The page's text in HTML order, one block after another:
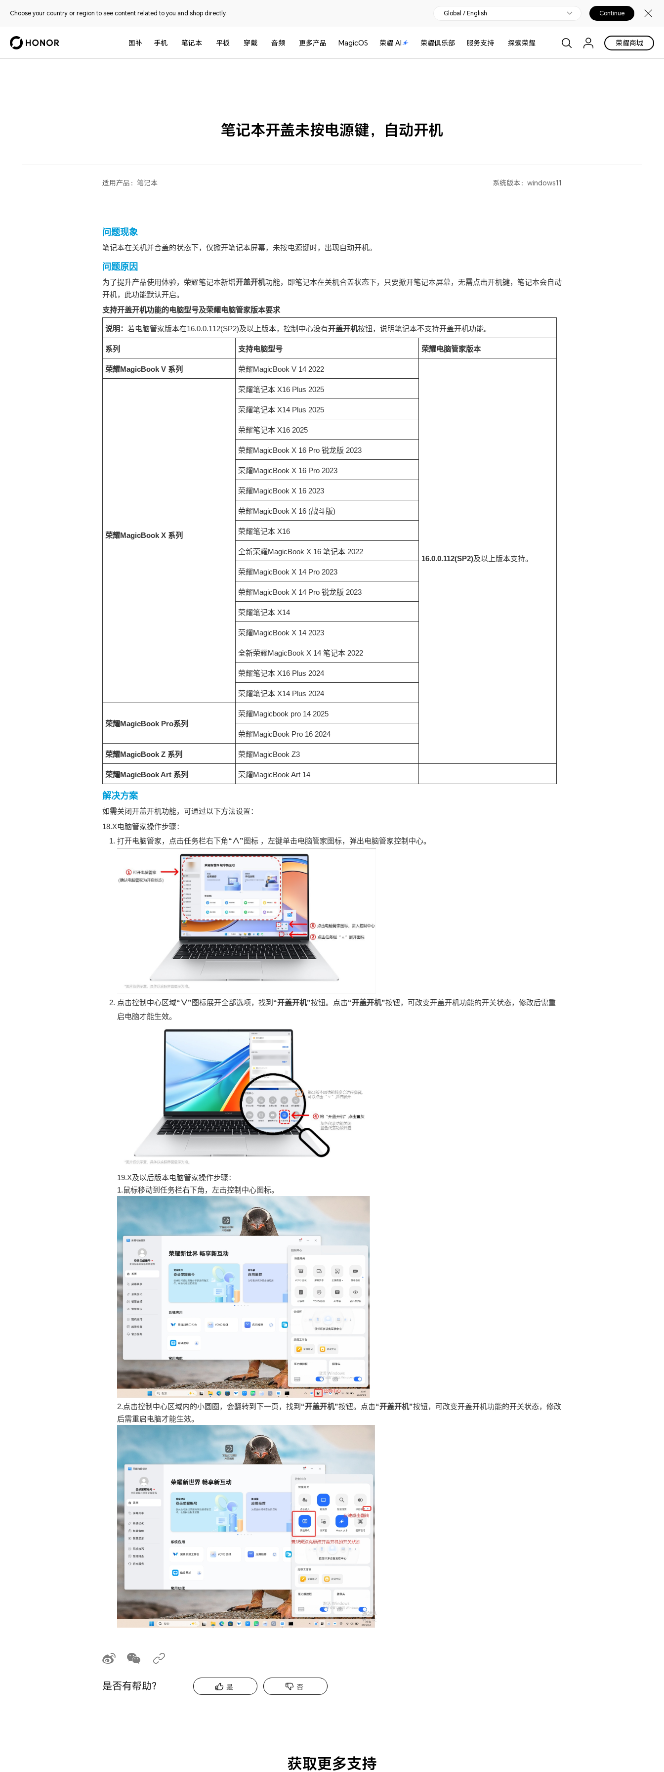
Choose your country or region to see content related to you and shop directly. Global / English Continue
国补 手机 笔记本 平板 穿戴 音频 更多产品 MagicOS 荣耀 AI 荣耀俱乐部 服务支持 探索荣耀 荣耀商城
笔记本开盖未按电源键，自动开机
适用产品： 笔记本 系统版本：windows11
问题现象
笔记本在关机并合盖的状态下，仅掀开笔记本屏幕，未按电源键时，出现自动开机。
问题原因
为了提升产品使用体验，荣耀笔记本新增开盖开机功能，即笔记本在关机合盖状态下，只要掀开笔记本屏幕，无需点击开机键，笔记本会自动
开机，此功能默认开启。
支持开盖开机功能的电脑型号及荣耀电脑管家版本要求
说明： 若电脑管家版本在16.0.0.112(SP2)及以上版本，控制中心没有开盖开机按钮，说明笔记本不支持开盖开机功能。
系列 支持电脑型号 荣耀电脑管家版本
荣耀MagicBook V 系列 荣耀MagicBook V 14 2022
16.0.0.112(SP2)及以上版本支持。
荣耀MagicBook X 系列
荣耀笔记本 X16 Plus 2025
荣耀笔记本 X14 Plus 2025
荣耀笔记本 X16 2025
荣耀MagicBook X 16 Pro 锐龙版 2023
荣耀MagicBook X 16 Pro 2023
荣耀MagicBook X 16 2023
荣耀MagicBook X 16 (战斗版)
荣耀笔记本 X16
全新荣耀MagicBook X 16 笔记本 2022
荣耀MagicBook X 14 Pro 2023
荣耀MagicBook X 14 Pro 锐龙版 2023
荣耀笔记本 X14
荣耀MagicBook X 14 2023
全新荣耀MagicBook X 14 笔记本 2022
荣耀笔记本 X16 Plus 2024
荣耀笔记本 X14 Plus 2024
荣耀MagicBook Pro系列
荣耀Magicbook pro 14 2025
荣耀MagicBook Pro 16 2024
荣耀MagicBook Z 系列 荣耀MagicBook Z3
荣耀MagicBook Art 系列 荣耀MagicBook Art 14
解决方案
如需关闭开盖开机功能，可通过以下方法设置：
18.X电脑管家操作步骤：
打开电脑管家，点击任务栏右下角“∧”图标 ，左键单击电脑管家图标，弹出电脑管家控制中心。
点击控制中心区域“∨”图标展开全部选项，找到 “开盖开机”按钮。点击“开盖开机”按钮，可改变开盖开机功能的开关状态，修改后需重
启电脑才能生效。
19.X及以后版本电脑管家操作步骤：
1.鼠标移动到任务栏右下角，左击控制中心图标。
2.点击控制中心区域内的小圆圈，会翻转到下一页，找到 “开盖开机”按钮。点击“开盖开机”按钮，可改变开盖开机功能的开关状态，修改
后需重启电脑才能生效。
是否有帮助？ 是 否
获取更多支持